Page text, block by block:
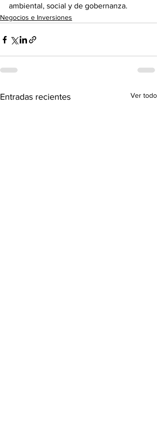
ambiental, social y de gobernanza.
Negocios e Inversiones
Entradas recientes Ver todo